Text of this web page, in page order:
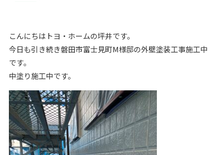
こんにちはトヨ・ホームの坪井です。
今日も引き続き磐田市富士見町M様邸の外壁塗装工事施工中
です。
中塗り施工中です。